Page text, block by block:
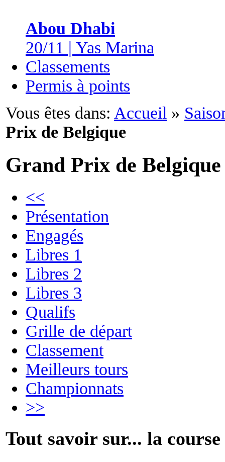
Abou Dhabi
20/11 | Yas Marina
Classements
Permis à points
Vous êtes dans: Accueil »
Prix de Belgique
Grand Prix de Belgique
<<
Présentation
Engagés
Libres 1
Libres 2
Libres 3
Qualifs
Grille de départ
Classement
Meilleurs tours
Championnats
>>
Tout savoir sur... la course